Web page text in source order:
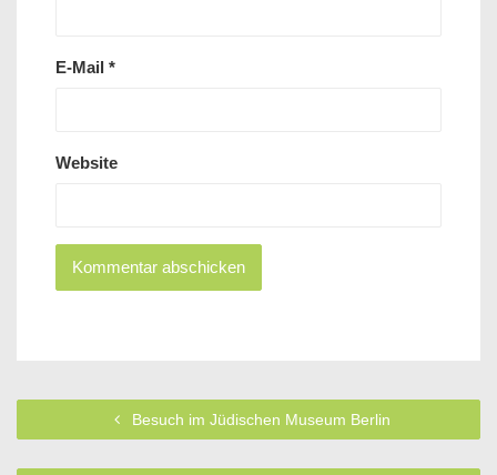
E-Mail *
Website
Besuch im Jüdischen Museum Berlin